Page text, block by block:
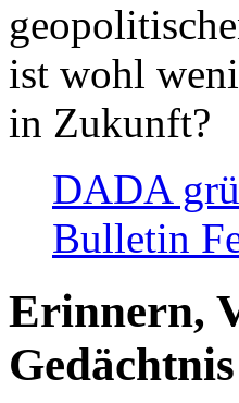
ist wohl
in Zukunft?
DADA
Bulletin
Erinnern,